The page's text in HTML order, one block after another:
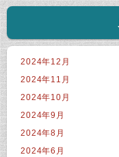
2024年12月
2024年11月
2024年10月
2024年9月
2024年8月
2024年6月